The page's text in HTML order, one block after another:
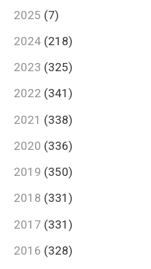
2025 (7)
2024 (218)
2023 (325)
2022 (341)
2021 (338)
2020 (336)
2019 (350)
2018 (331)
2017 (331)
2016 (328)